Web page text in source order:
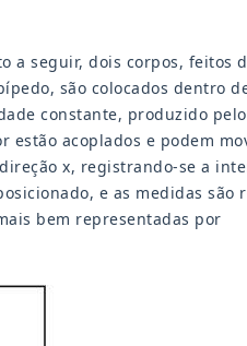
a seguir, dois corpos,
são colocados dentro
constante, produzido
estão acoplados e podem
x, registrando-se a
e as medidas
bem representadas por